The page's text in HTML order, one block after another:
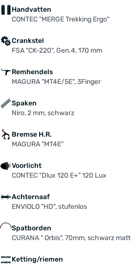
Handvatten
CONTEC "MERGE Trekking Ergo"
Crankstel
FSA "CK-220", Gen.4, 170 mm
Remhendels
MAGURA "MT4E/5E", 3Finger
Spaken
Niro, 2 mm, schwarz
Bremse H.R.
MAGURA "MT4E"
Voorlicht
CONTEC "Dlux 120 E+" 120 Lux
Achternaaf
ENVIOLO "HD", stufenlos
Spatborden
CURANA " Orbis", 70mm, schwarz matt
Ketting/riemen